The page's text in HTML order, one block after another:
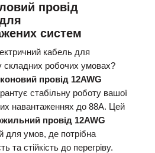
провід
систем
кабель для
складних робочих умовах?
провід 12AWG
стабільну роботу вашої
навантаженнях до 88А. Цей
провід 12AWG
для умов, де потрібна
та стійкість до перегріву.